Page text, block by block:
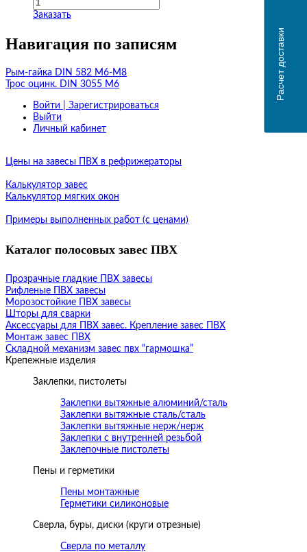
Заказать
Навигация по записям
Рым-гайка DIN 582 М6-М8
Трос оцинк. DIN 3055 М6
Войти | Зарегистрироваться
Выйти
Личный кабинет
Цены на завесы ПВХ в рефрижераторы
Калькулятор завес
Калькулятор мягких окон
Примеры выполненных работ (с ценами)
Каталог полосовых завес ПВХ
Прозрачные гладкие ПВХ завесы
Рифленые ПВХ завесы
Морозостойкие ПВХ завесы
Шторы для сварки
Аксессуары для ПВХ завес. Крепление завес ПВХ
Монтаж завес ПВХ
Складной механизм завес пвх “гармошка”
Крепежные изделия
Заклепки, пистолеты
Заклепки вытяжные алюминий/сталь
Заклепки вытяжные сталь/сталь
Заклепки вытяжные нерж/нерж
Заклепки с внутренней резьбой
Заклепочные пистолеты
Пены и герметики
Пены монтажные
Герметики силиконовые
Сверла, буры, диски (круги отрезные)
Сверла по металлу
Расчет доставки